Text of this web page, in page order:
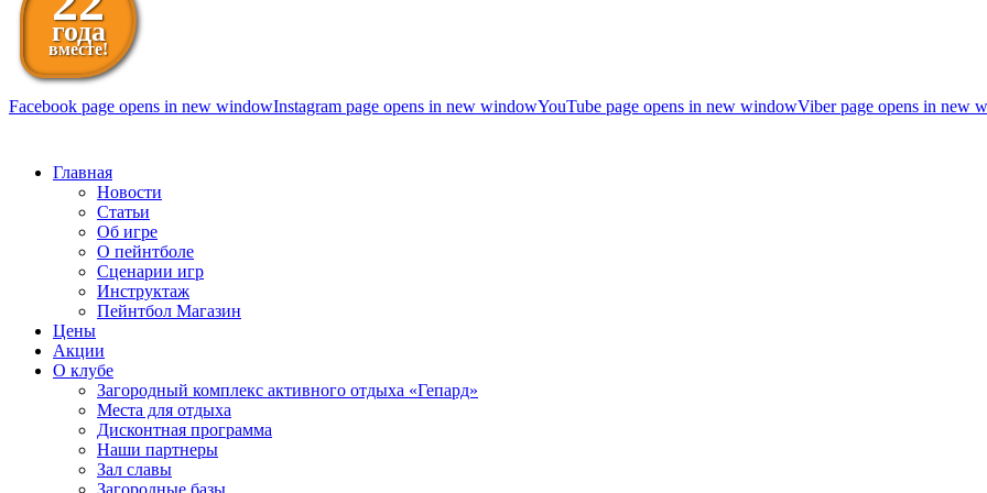
года
вместе!
Facebook page opens in new windowInstagram page opens in new windowYouTube page opens in new windowViber page opens in new
Главная
Новости
Статьи
Об игре
О пейнтболе
Сценарии игр
Инструктаж
Пейнтбол Магазин
Цены
Акции
О клубе
Загородный комплекс активного отдыха «Гепард»
Места для отдыха
Дисконтная программа
Наши партнеры
Зал славы
Загородные базы